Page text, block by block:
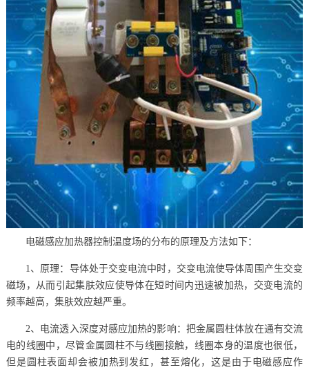
电磁感应加热器控制温度场的分布的原理及方法如下：
1、原理：导体处于交变电流中时，交变电流使导体周围产生交变
磁场，从而引起集肤效应使导体在短时间内迅速被加热，交变电流的
频率越高，集肤效应越严重。
2、电流透入深度对感应加热的影响：把金属圆柱体放在通有交流
电的线圈中，尽管金属圆柱不与线圈接触，线圈本身的温度也很低，
但是圆柱表面却会被加热到发红，甚至熔化，这是由于电磁感应作